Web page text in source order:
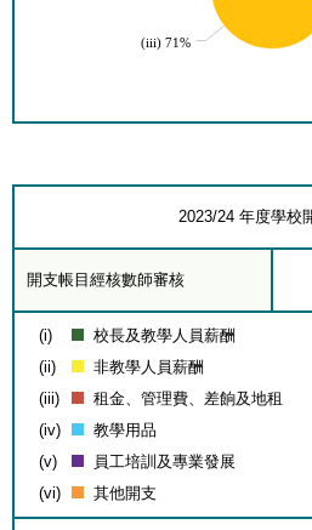
(iii) 71%
2023/24 年度學校
開支帳目經核數師審核
(i)
校長及教學人員薪酬
(ii)
非教學人員薪酬
(iii)
租金、管理費、差餉及地租
(iv)
教學用品
(v)
員工培訓及專業發展
(vi)
其他開支